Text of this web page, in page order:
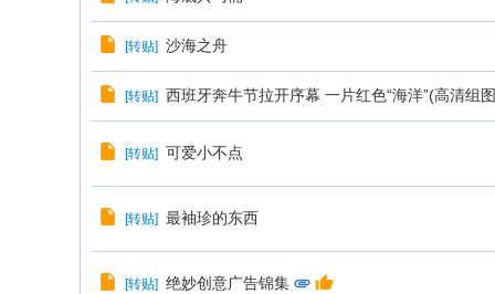
[转贴] 沙海之舟
[转贴] 西班牙奔牛节拉开序幕 一片红色“海洋”(高清组
[转贴] 可爱小不点
[转贴] 最袖珍的东西
[转贴] 绝妙创意广告锦集